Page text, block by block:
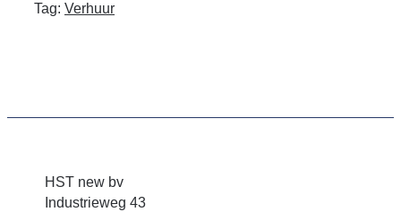
Tag: Verhuur
HST new bv
Industrieweg 43